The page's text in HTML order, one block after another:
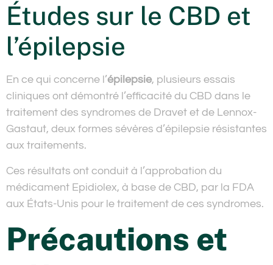
Études sur le CBD et
l’épilepsie
En ce qui concerne l’épilepsie, plusieurs essais
cliniques ont démontré l’efficacité du CBD dans le
traitement des syndromes de Dravet et de Lennox-
Gastaut, deux formes sévères d’épilepsie résistantes
aux traitements.
Ces résultats ont conduit à l’approbation du
médicament Epidiolex, à base de CBD, par la FDA
aux États-Unis pour le traitement de ces syndromes.
Précautions et